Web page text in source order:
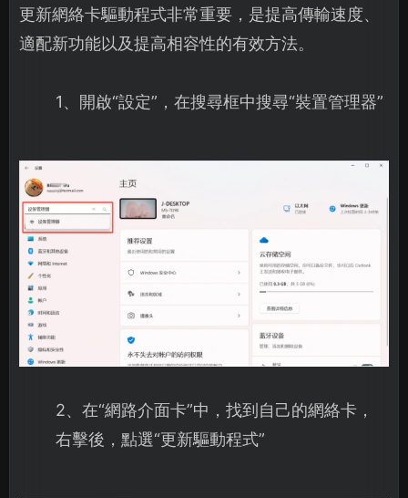
更新網絡卡驅動程式非常重要，是提高傳輸速度、
適配新功能以及提高相容性的有效方法。
1、開啟“設定”，在搜尋框中搜尋“裝置管理器”
2、在“網路介面卡”中，找到自己的網絡卡，
右擊後，點選“更新驅動程式”